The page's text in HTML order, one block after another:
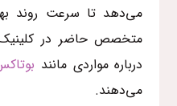
می‌دهد تا سرعت روند
متخصص حاضر در کلینیک
درباره مواردی مانند
می‌دهند.